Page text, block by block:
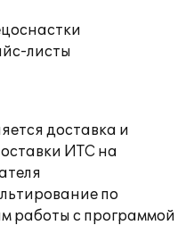
листы
доставка и
ИТС на
по
работы с программой